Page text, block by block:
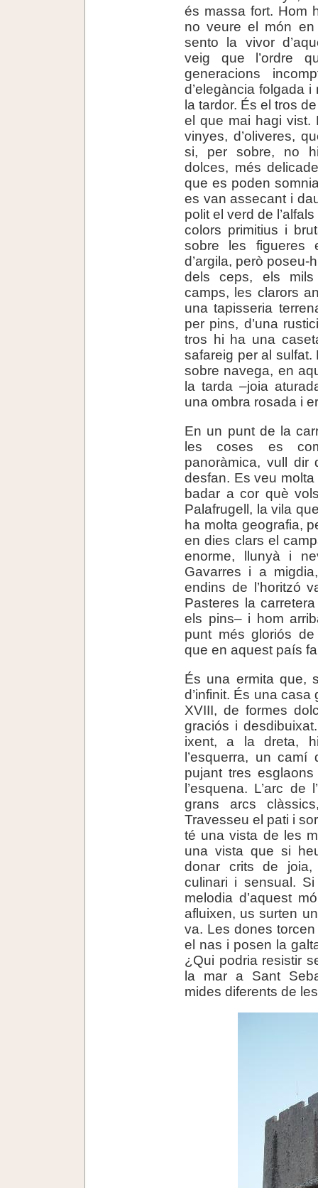
és massa fort. Hom
no veure el món en
sento la vivor
veig que l’ordre
generacions
d’elegància folgada
la tardor. És el tros
el que mai hagi vist.
vinyes, d’oliveres,
si, per sobre, no
dolces, més
que es poden
es van assecant i
polit el verd de
colors primitius i
sobre les figueres
d’argila, però
dels ceps, els
camps, les clarors
una tapisseria
per pins, d’una
tros hi ha una
safareig per al
sobre navega, en
la tarda –joia
una ombra rosada i
En un punt de la
les coses es
panoràmica, vull dir
desfan. Es veu
badar a cor què
Palafrugell, la vila
ha molta geografia,
en dies clars el
enorme, llunyà i
Gavarres i a
endins de l’horitzó
Pasteres la
els pins– i hom
punt més gloriós de
que en aquest país
És una ermita que,
d’infinit. És una
XVIII, de formes
graciós i
ixent, a la dreta,
l’esquerra, un camí
pujant tres
l’esquena. L’arc
grans arcs
Travesseu el pati i
té una vista de les
una vista que si
donar crits de
culinari i sensual.
melodia d’aquest
afluixen, us surten
va. Les dones
el nas i posen la
¿Qui podria resistir
la mar a Sant
mides diferents de